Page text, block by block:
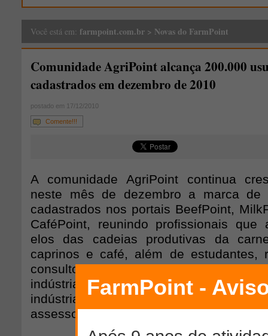
Você está em: farmpoint.com.br > Novas do FarmPoint
Comunidade AgriPoint alcança 200.000
cadastrados em dezembro de 2010
postado em 17/12/2010
Comente!!!
A comunidade AgriPoint continua
neste mês de dezembro a marca de
cadastrados nos portais BeefPoint,
CaféPoint, reunindo profissionais que
elos das cadeias produtivas da
caprinos e café, além de estudantes,
consultorias, instituições de pesquisa e
indústrias de laticínios, instituições
indústria de insumos para a
assessores de imprensa, entre outros.